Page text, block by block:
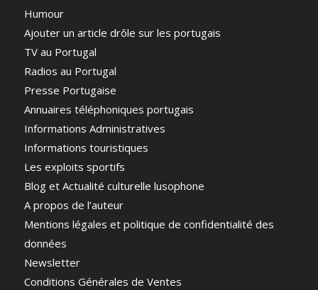
Humour
Ajouter un article drôle sur les portugais
TV au Portugal
Radios au Portugal
Presse Portugaise
Annuaires téléphoniques portugais
Informations Administratives
Informations touristiques
Les exploits sportifs
Blog et Actualité culturelle lusophone
A propos de l’auteur
Mentions légales et politique de confidentialité des
données
Newsletter
Conditions Générales de Ventes